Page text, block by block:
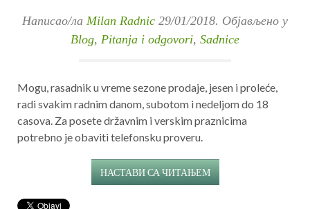
Написао/ла Milan Radnic 29/01/2018. Објављено у
Blog, Pitanja i odgovori, Sadnice
Mogu, rasadnik u vreme sezone prodaje, jesen i proleće,
radi svakim radnim danom, subotom i nedeljom do 18
casova. Za posete državnim i verskim praznicima
potrebno je obaviti telefonsku proveru.
НАСТАВИ СА ЧИТАЊЕМ